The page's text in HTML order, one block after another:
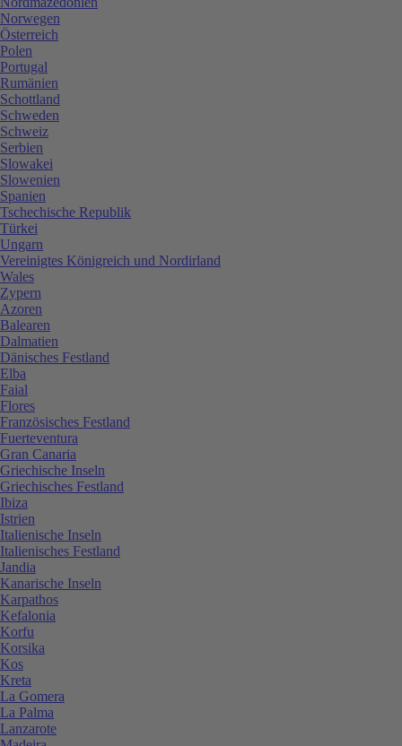
Norwegen
Österreich
Polen
Portugal
Rumänien
Schottland
Schweden
Schweiz
Serbien
Slowakei
Slowenien
Spanien
Tschechische Republik
Türkei
Ungarn
Vereinigtes Königreich und Nordirland
Wales
Zypern
Azoren
Balearen
Dalmatien
Dänisches Festland
Elba
Faial
Flores
Französisches Festland
Fuerteventura
Gran Canaria
Griechische Inseln
Griechisches Festland
Ibiza
Istrien
Italienische Inseln
Italienisches Festland
Jandia
Kanarische Inseln
Karpathos
Kefalonia
Korfu
Korsika
Kos
Kreta
La Gomera
La Palma
Lanzarote